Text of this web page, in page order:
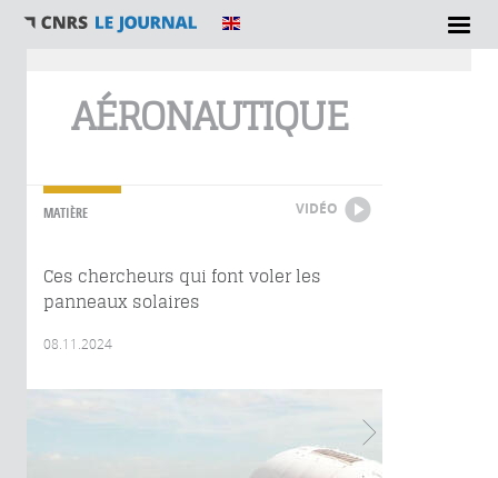
AÉRONAUTIQUE
MATIÈRE VIDÉO
Ces chercheurs qui font voler les
panneaux solaires
08.11.2024